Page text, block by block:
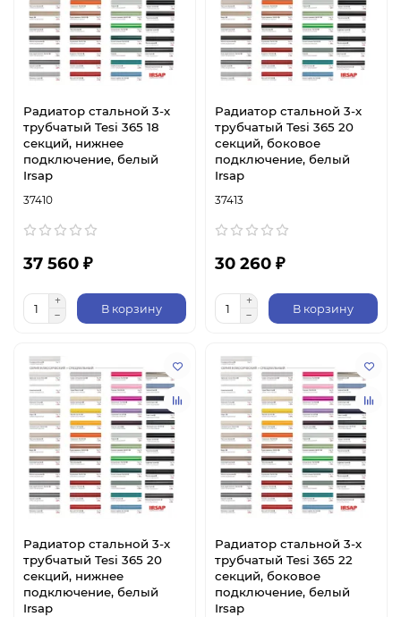
Радиатор стальной 3-х
трубчатый Tesi 365 18
секций, нижнее
подключение, белый
Irsap
37410
37 560 ₽
В корзину
Радиатор стальной 3-х
трубчатый Tesi 365 20
секций, боковое
подключение, белый
Irsap
37413
30 260 ₽
В корзину
Радиатор стальной 3-х
трубчатый Tesi 365 20
секций, нижнее
подключение, белый
Irsap
Радиатор стальной 3-х
трубчатый Tesi 365 22
секций, боковое
подключение, белый
Irsap